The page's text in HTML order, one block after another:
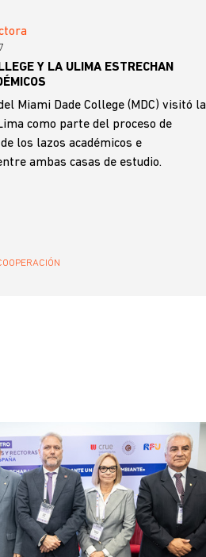
Y LA ULIMA ESTRECHAN
Miami Dade College (MDC) visitó la
como parte del proceso de
los lazos académicos e
ambas casas de estudio.